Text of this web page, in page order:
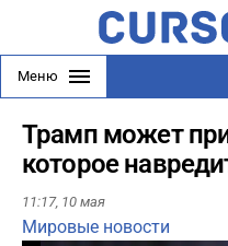
Меню
Трамп может
которое
11:17, 10 мая
Мировые новости